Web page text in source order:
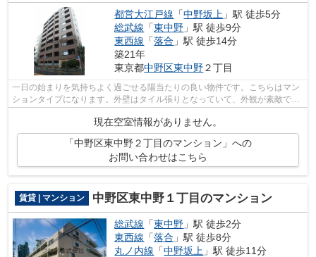
都営大江戸線 「中野坂上 」駅 徒歩5分
総武線 「東中野 」駅 徒歩9分
東西線 「落合 」駅 徒歩14分
築21年
東京都中野区東中野２丁目
一日の始まりを気持ちよく過ごせる陽当たりの良い物件です。こちらはマン
ションタイプになります。外壁はタイル張りとなっていて、外観が素敵で
す。徒歩5分に駅がある物件です。丁寧か...
現在空室情報がありません。
「中野区東中野２丁目のマンション」への
お問い合わせはこちら
賃貸 | マンション 中野区東中野１丁目のマンション
総武線 「東中野 」駅 徒歩2分
東西線 「落合 」駅 徒歩8分
丸ノ内線 「中野坂上 」駅 徒歩11分